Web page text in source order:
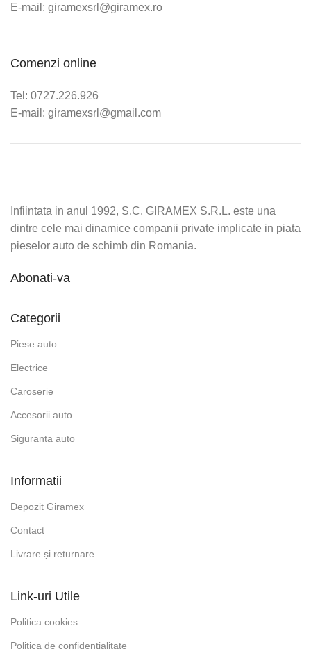
E-mail: giramexsrl@giramex.ro
Comenzi online
Tel: 0727.226.926
E-mail: giramexsrl@gmail.com
Infiintata in anul 1992, S.C. GIRAMEX S.R.L. este una
dintre cele mai dinamice companii private implicate in piata
pieselor auto de schimb din Romania.
Abonati-va
Categorii
Piese auto
Electrice
Caroserie
Accesorii auto
Siguranta auto
Informatii
Depozit Giramex
Contact
Livrare și returnare
Link-uri Utile
Politica cookies
Politica de confidentialitate